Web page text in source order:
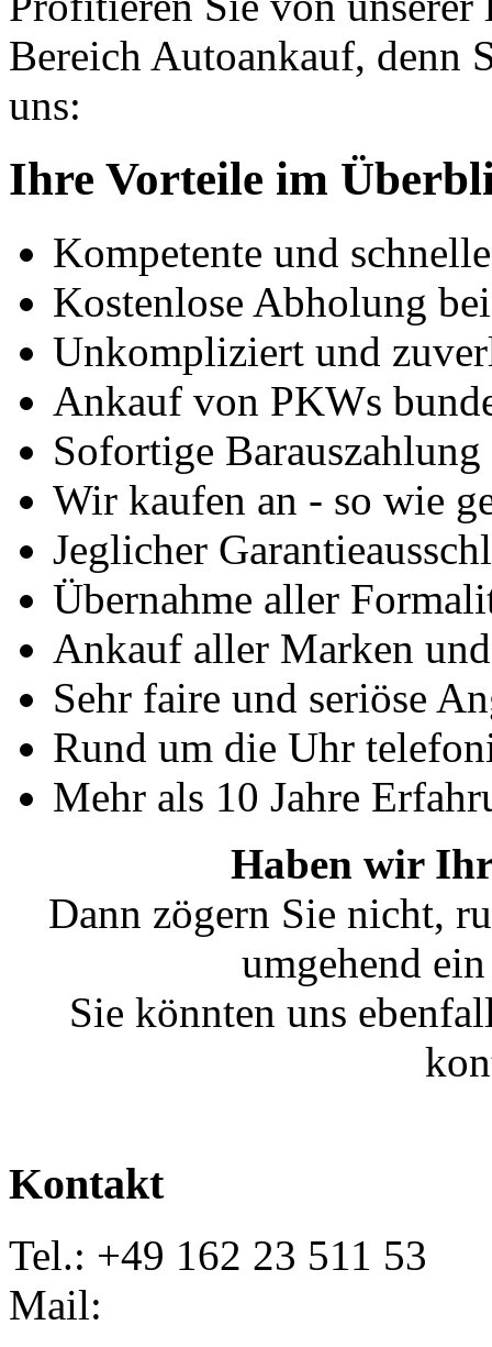
Bereich Autoankauf, denn
uns:
Ihre Vorteile im
Kompetente und
Kostenlose Abholung
Unkompliziert und
Ankauf von PKWs
Sofortige
Wir kaufen an - so wie
Jeglicher
Übernahme aller
Ankauf aller Marken
Sehr faire und seriöse
Rund um die Uhr
Mehr als 10 Jahre
Haben wir Ihr
Dann zögern Sie nicht,
umgehend
Sie könnten uns
Kontakt
Tel.: +49 162 23 511 53
Mail: